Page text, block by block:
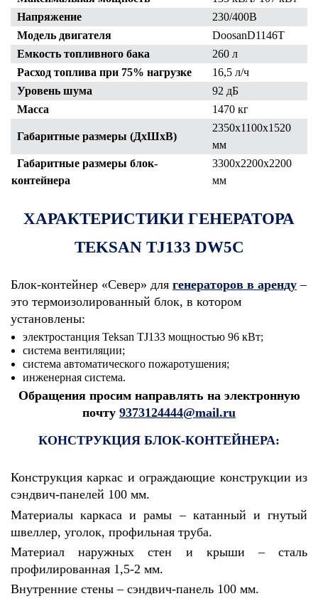
Напряжение
230/400В
Модель двигателя
DoosanD1146T
Емкость топливного бака
260 л
Расход топлива при 75% нагрузке
16,5 л/ч
Уровень шума
92 дБ
Масса
1470 кг
Габаритные размеры (ДхШхВ)
2350х1100х1520
мм
Габаритные размеры блок-
контейнера
3300х2200х2200
мм
ХАРАКТЕРИСТИКИ ГЕНЕРАТОРА
TEKSAN TJ133 DW5C
Блок-контейнер «Север» для генераторов в аренду –
это термоизолированный блок, в котором
установлены:
электростанция Teksan TJ133 мощностью 96 кВт;
система вентиляции;
система автоматического пожаротушения;
инженерная система.
Обращения просим направлять на электронную
почту 9373124444@mail.ru
КОНСТРУКЦИЯ БЛОК-КОНТЕЙНЕРА:
Конструкция каркас и ограждающие конструкции из
сэндвич-панелей 100 мм.
Материалы каркаса и рамы – катанный и гнутый
швеллер, уголок, профильная труба.
Материал наружных стен и крыши – сталь
профилированная 1,5-2 мм.
Внутренние стены – сэндвич-панель 100 мм.